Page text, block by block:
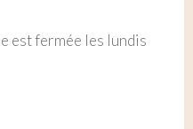
est fermée les lundis